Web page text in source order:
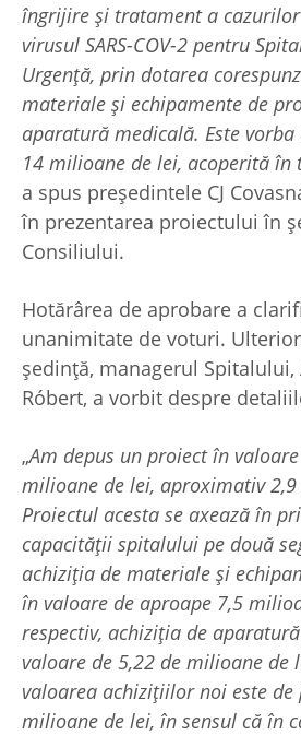
îngrijire și tratament a
virusul SARS-COV-2 pentru
Urgență, prin dotarea
materiale și echipamente de
aparatură medicală. Este vorba
14 milioane de lei, acoperită în
a spus președintele CJ
în prezentarea proiectului în
Consiliului.
Hotărârea de aprobare a
unanimitate de voturi.
ședință, managerul Spitalului,
Róbert, a vorbit despre
„Am depus un proiect în
milioane de lei, aproximativ
Proiectul acesta se axează în
capacității spitalului pe două
achiziția de materiale și
în valoare de aproape 7,5
respectiv, achiziția de
valoare de 5,22 de milioane de
valoarea achizițiilor noi este de
milioane de lei, în sensul că în